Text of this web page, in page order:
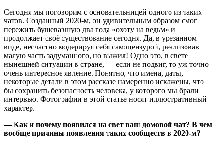
Сегодня мы поговорим с основательницей одного из таких
чатов. Созданный 2020-м, он удивительным образом смог
пережить бушевавшую два года «охоту на ведьм» и
продолжает своё существование сегодня. Да, в урезанном
виде, несчастно модерируя себя самоцензурой, реализовав
малую часть задуманного, но выжил! Одно это, в свете
нынешней ситуации в стране, — если не подвиг, то уж точно
очень интересное явление. Понятно, что имена, даты,
некоторые детали в этом рассказе намеренно искажены, что
бы сохранить безопасность человека, у которого мы брали
интервью. Фотографии в этой статье носят иллюстративный
характер.
— Как и почему появился на свет ваш домовой чат? В чем
вообще причины появления таких сообществ в 2020-м?